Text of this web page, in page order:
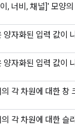
, 너비, 채널]' 모양의
양자화된 입력 값이
양자화된 입력 값이
의 각 차원에 대한 창
의 각 차원에 대한 슬